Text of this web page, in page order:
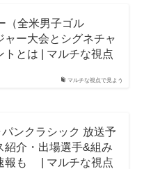
マルチな視点で見よう
（全米男子ゴル
ー大会とシグネチャ
トとは | マルチな視点
ンクラシック 放送予
紹介・出場選手&組み
も | マルチな視点